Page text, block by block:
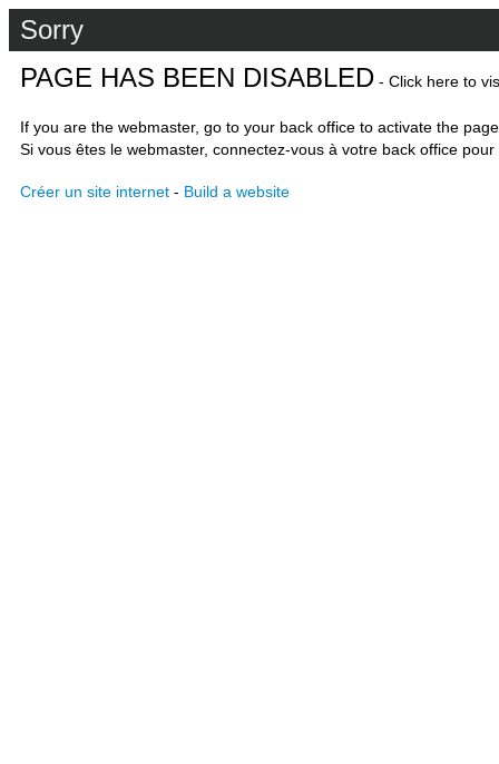
Sorry
PAGE HAS BEEN DISABLED - Click here to
If you are the webmaster, go to your back office to activate the
Si vous êtes le webmaster, connectez-vous à votre back office
Créer un site internet - Build a website